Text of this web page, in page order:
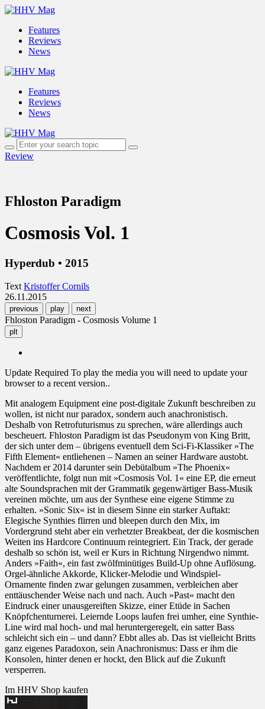
Features
Reviews
News
Features
Reviews
News
Review
Fhloston Paradigm
Cosmosis Vol. 1
Hyperdub • 2015
Text Kristoffer Cornils
26.11.2015
previous play next
Fhloston Paradigm - Cosmosis Volume 1
plt
Update Required To play the media you will need to update your
browser to a recent version..
Mit analogem Equipment eine post-digitale Zukunft beschreiben zu
wollen, ist nicht nur paradox, sondern auch anachronistisch.
Deshalb von Retrofuturismus zu sprechen, wäre allerdings auch
bescheuert. Fhloston Paradigm ist das Pseudonym von King Britt,
der sich unter dem – übrigens eventuell dem Sci-Fi-Klassiker »The
Fifth Element« entliehenen – Namen an seiner Hardware austobt.
Nachdem er 2014 darunter sein Debütalbum »The Phoenix«
veröffentlichte, folgt nun mit »Cosmosis Vol. 1« eine EP, die erneut
alte Soundsprachen mit der Grammatik gegenwärtiger Bass-Musik
vereinen möchte, um aus der Synthese eine eigene Stimme zu
erhalten. »Sonic Six« ist in diesem Sinne ein starker Auftakt:
Elegische Synthies flirren und bleepen durch den Mix, im
Vordergrund steht aber ein verhetzter Breakbeat, der die kosmischen
Weiten ins Hardcore Continuum reintegriert. Ein Track, der gerade
deshalb so schön ist, weil er Kurs in Richtung Nirgendwo nimmt.
Anders »Faith«, ein fast zwölfminütiges Build-Up ohne Auflösung.
Orgel-ähnliche Akkorde, Klicker-Melodie und Windspiel-
Ornamente finden zwar gelungen zusammen, verbleichen aber
enttäuschender Weise nach und nach. Auch »Past« macht den
Eindruck einer unausgereiften Skizze, einer Etüde in Sachen
Knöpfchenturnerei. Leiernde Loops laufen frei umher, eine Synthie-
Line wird mal hoch- und mal heruntergeregelt, ein satter Bass
schleicht sich ein – und dann? Ebbt alles ab. Das ist vielleicht Britts
ganz eigenes Paradoxon, sein Anachronismus: Dass er ihm die
Konsolen, hinter denen er hockt, den Blick auf die Zukunft
versperren.
Im HHV Shop kaufen